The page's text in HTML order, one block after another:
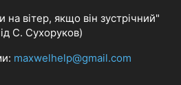
на вітер, якщо він зустрічний"
С. Сухоруков)
maxwelhelp@gmail.com